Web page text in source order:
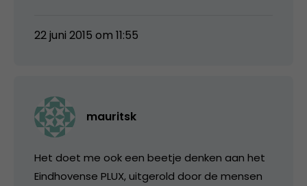
22 juni 2015 om 11:55
mauritsk
Het doet me ook een beetje denken aan het
Eindhovense PLUX, uitgerold door de mensen